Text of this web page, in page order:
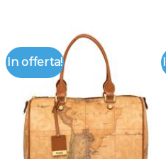
In offerta!